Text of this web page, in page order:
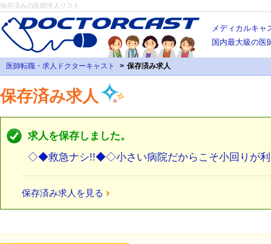
保存済みの医師求人リスト
メディカルキャ
国内最大級の医
医師転職・求人ドクターキャスト 保存済み求人
保存済み求人
求人を保存しました。
◇◆救急ナシ!!◆◇小さい病院だからこそ小回りが利
保存済み求人を見る ›